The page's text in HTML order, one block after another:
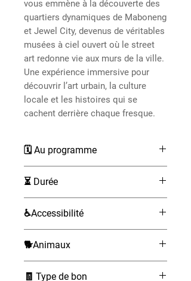
vous emmène à la découverte des
quartiers dynamiques de Maboneng
et Jewel City, devenus de véritables
musées à ciel ouvert où le street
art redonne vie aux murs de la ville.
Une expérience immersive pour
découvrir l’art urbain, la culture
locale et les histoires qui se
cachent derrière chaque fresque.
🗓 Au programme
Arts On Main, point de départ
de la visite.
Découverte du quartier créatif
de Maboneng et de ses
fresques murales
emblématiques.
Exploration de Jewel City,
⏳ Durée
♿Accessibilité
roulants.
🐕Animaux
🧾 Type de bon